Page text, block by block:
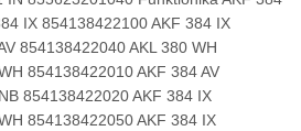
IX 854138422100 AKF 384 IX
854138422040 AKL 380 WH
854138422010 AKF 384 AV
854138422020 AKF 384 IX
854138422050 AKF 384 IX